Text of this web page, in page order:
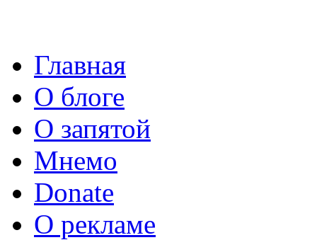
Главная
О блоге
О запятой
Мнемо
Donate
О рекламе